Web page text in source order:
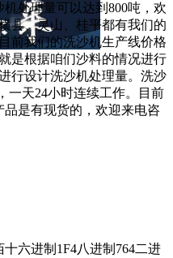
处理量可以达到800吨，欢
县、灵山、桂平都有我们的
前我们的洗沙机生产线价格
是根据咱们沙料的情况进行
行设计洗沙机处理量。洗沙
一天24小时连续工作。目前
是有现货的，欢迎来电咨
六进制1F4八进制764二进